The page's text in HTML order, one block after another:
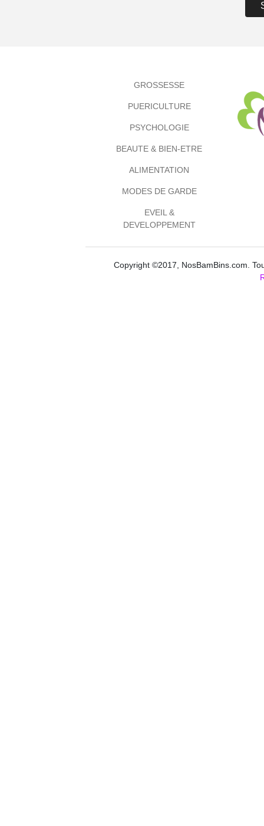
GROSSESSE
PUERICULTURE
PSYCHOLOGIE
BEAUTE & BIEN-ETRE
ALIMENTATION
MODES DE GARDE
EVEIL &
DEVELOPPEMENT
Copyright ©2017, NosBamBins.com.